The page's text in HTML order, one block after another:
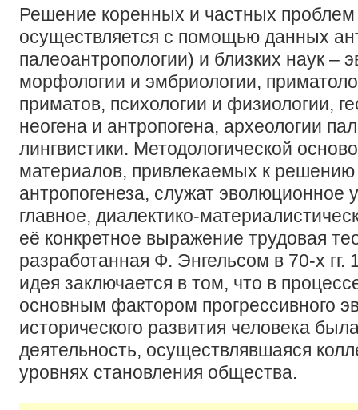
Решение коренных и частных проблем
осуществляется с помощью данных
палеоантропологии) и близких наук –
морфологии и эмбриологии,
приматов, психологии и физиологии,
неогена и антропогена, археологии
лингвистики. Методологической
материалов, привлекаемых к
антропогенеза, служат эволюционное
главное, диалектико-
её конкретное выражение трудовая
разработанная Ф. Энгельсом в 70-х гг.
идея заключается в том, что в
основным фактором прогрессивного
исторического развития человека
деятельность, осуществлявшаяся
уровнях становления общества.